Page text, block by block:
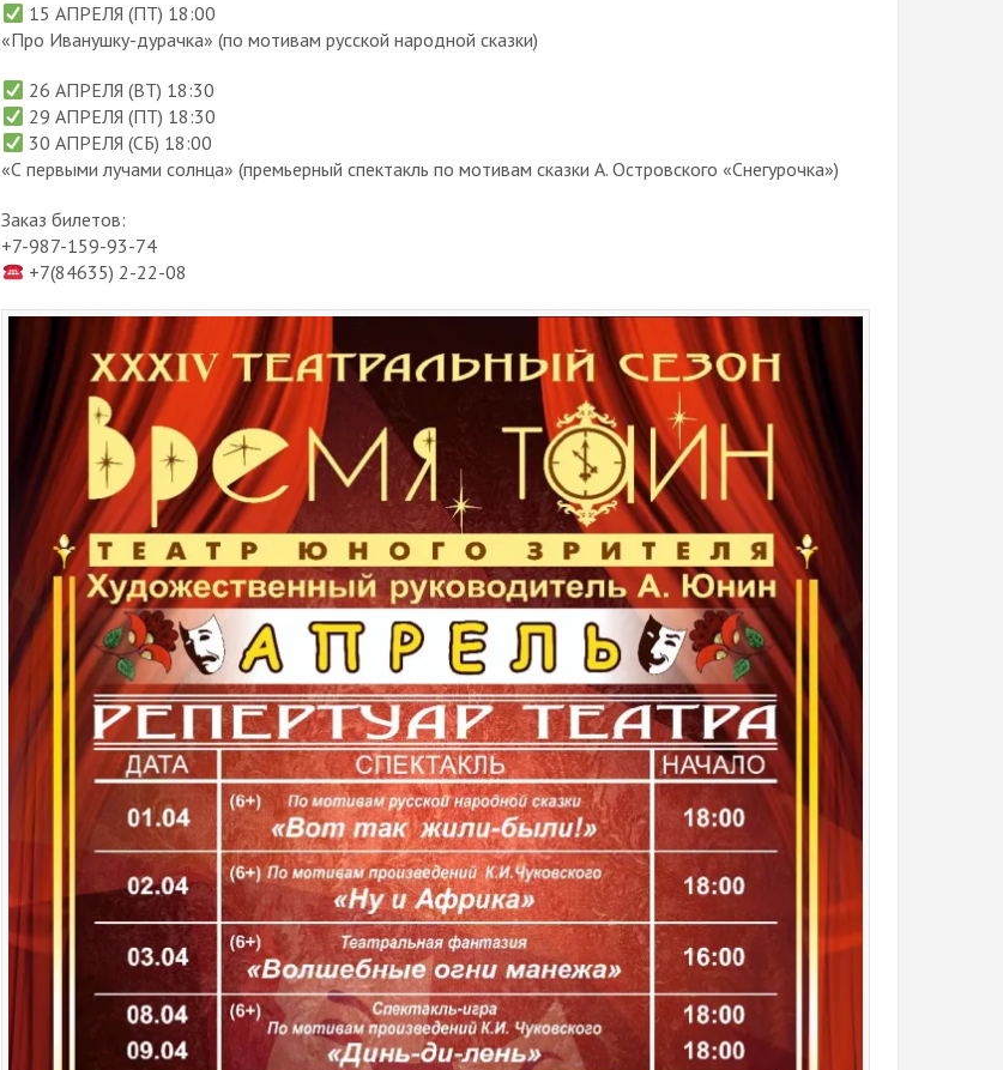
15 АПРЕЛЯ (ПТ) 18:00
«Про Иванушку-дурачка» (по мотивам русской народной сказки)
26 АПРЕЛЯ (ВТ) 18:30
29 АПРЕЛЯ (ПТ) 18:30
30 АПРЕЛЯ (СБ) 18:00
«С первыми лучами солнца» (премьерный спектакль по мотивам сказки А. Островского «Снегурочка»)
Заказ билетов:
+7-987-159-93-74
+7(84635) 2-22-08